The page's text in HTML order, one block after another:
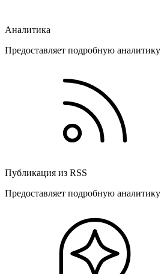
Аналитика
Предоставляет подробную
Публикация из RSS
Предоставляет подробную